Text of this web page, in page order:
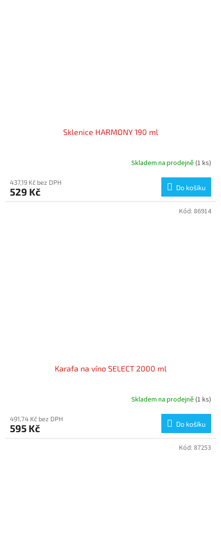
Sklenice HARMONY 190 ml
Skladem na prodejně (1 ks)
437,19 Kč bez DPH
529 Kč Do košíku
Karafa na víno SELECT 2000 ml
Skladem na prodejně (1 ks)
491,74 Kč bez DPH
595 Kč Do košíku
Kód: 86914
Kód: 87253